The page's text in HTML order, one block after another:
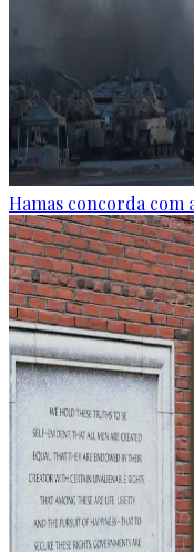
Hamas concorda com